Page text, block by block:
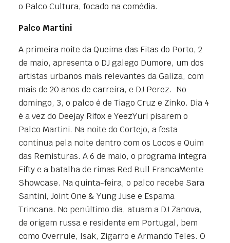
o Palco Cultura, focado na comédia.
Palco Martini
A primeira noite da Queima das Fitas do Porto, 2
de maio, apresenta o DJ galego Dumore, um dos
artistas urbanos mais relevantes da Galiza, com
mais de 20 anos de carreira, e DJ Perez. No
domingo, 3, o palco é de Tiago Cruz e Zinko. Dia 4
é a vez do Deejay Rifox e YeezYuri pisarem o
Palco Martini. Na noite do Cortejo, a festa
continua pela noite dentro com os Locos e Quim
das Remisturas. A 6 de maio, o programa integra
Fifty e a batalha de rimas Red Bull FrancaMente
Showcase. Na quinta-feira, o palco recebe Sara
Santini, Joint One & Yung Juse e Espama
Trincana. No penúltimo dia, atuam a DJ Zanova,
de origem russa e residente em Portugal, bem
como Overrule, Isak, Zigarro e Armando Teles. O